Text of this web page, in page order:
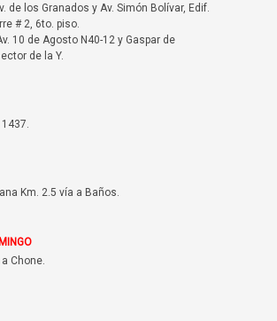
de los Granados y Av. Simón Bolívar, Edif.
# 2, 6to. piso.
10 de Agosto N40-12 y Gaspar de
de la Y.
Km. 2.5 vía a Baños.
Chone.